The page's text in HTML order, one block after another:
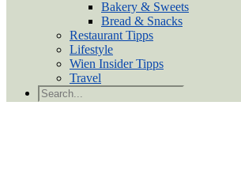
Bakery & Sweets
Bread & Snacks
Restaurant Tipps
Lifestyle
Wien Insider Tipps
Travel